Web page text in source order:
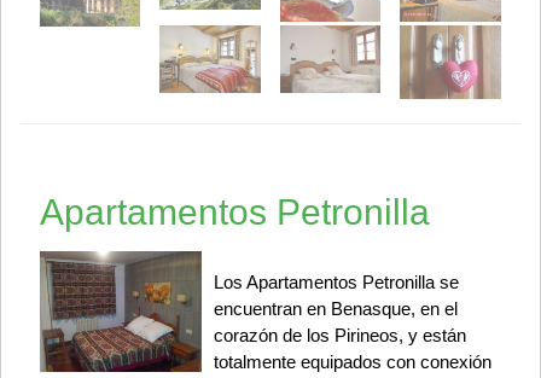
Apartamentos Petronilla
Los Apartamentos Petronilla se
encuentran en Benasque, en el
corazón de los Pirineos, y están
totalmente equipados con conexión